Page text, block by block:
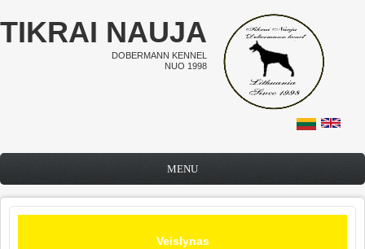
Pereiti į pagrindinį turinį
TIKRAI NAUJA
DOBERMANN KENNEL
NUO 1998
MENU
Veislynas